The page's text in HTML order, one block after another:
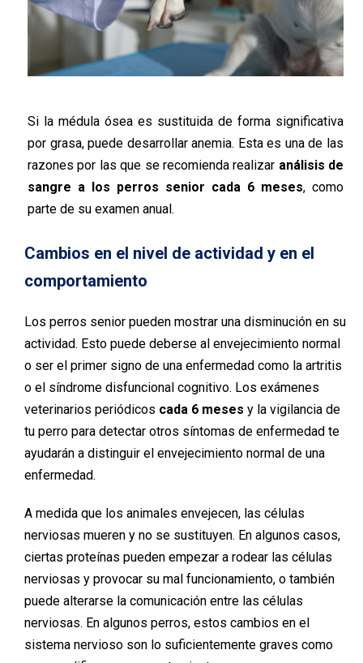
Si la médula ósea es sustituida de forma significativa
por grasa, puede desarrollar anemia. Esta es una de las
razones por las que se recomienda realizar análisis de
sangre a los perros senior cada 6 meses, como
parte de su examen anual.
Cambios en el nivel de actividad y en el
comportamiento
Los perros senior pueden mostrar una disminución en su
actividad. Esto puede deberse al envejecimiento normal
o ser el primer signo de una enfermedad como la artritis
o el síndrome disfuncional cognitivo. Los exámenes
veterinarios periódicos cada 6 meses y la vigilancia de
tu perro para detectar otros síntomas de enfermedad te
ayudarán a distinguir el envejecimiento normal de una
enfermedad.
A medida que los animales envejecen, las células
nerviosas mueren y no se sustituyen. En algunos casos,
ciertas proteínas pueden empezar a rodear las células
nerviosas y provocar su mal funcionamiento, o también
puede alterarse la comunicación entre las células
nerviosas. En algunos perros, estos cambios en el
sistema nervioso son lo suficientemente graves como